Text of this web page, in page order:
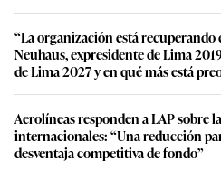
“La organización está
Neuhaus, expresidente de Lima
de Lima 2027 y en qué más está
Aerolíneas responden a LAP sobre
internacionales: “Una reducción
desventaja competitiva de fondo”